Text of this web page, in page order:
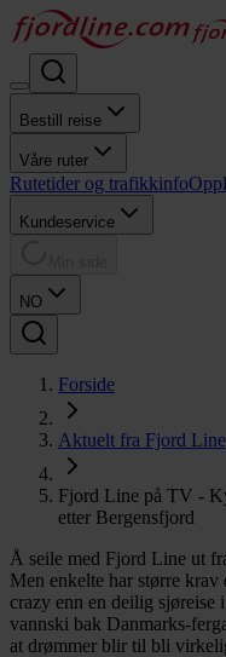
Bestill reise
Våre ruter
Rutetider og trafikkinfo
Kundeservice
NO
Forside
Aktuelt fra Fjord Line
Fjord Line på TV -
etter Bergensfjord
Å seile med Fjord Line ut
Men enkelte har større
crazy enn en deilig sjøreise
vannski bak Danmarks-
at drømmer blir til bli